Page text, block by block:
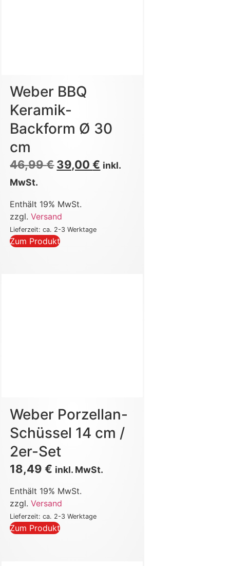
Weber BBQ
Keramik-
Backform Ø 30
cm
46,99€ 39,00€ inkl.
MwSt.
Enthält 19% MwSt.
zzgl.Versand
Lieferzeit: ca. 2-3 Werktage
Zum Produkt
Weber Porzellan-
Schüssel 14 cm /
2er-Set
18,49€ inkl. MwSt.
Enthält 19% MwSt.
zzgl.Versand
Lieferzeit: ca. 2-3 Werktage
Zum Produkt